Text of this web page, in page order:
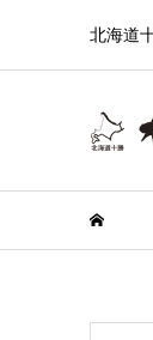
北海道